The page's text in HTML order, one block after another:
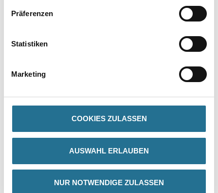
Präferenzen
Statistiken
Marketing
COOKIES ZULASSEN
AUSWAHL ERLAUBEN
NUR NOTWENDIGE ZULASSEN
Bitte einloggen, um Preise zu
- Überragende Qualität